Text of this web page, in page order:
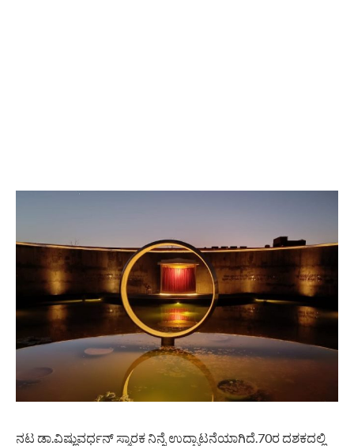
ನಟ ಡಾ.ವಿಷ್ಣುವರ್ಧನ್ ಸ್ಮಾರಕ ನಿನ್ನೆ ಉದ್ಘಾಟನೆಯಾಗಿದೆ.70ರ ದಶಕದಲ್ಲಿ